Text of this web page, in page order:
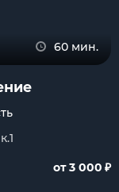
60 мин.
от 3 000 ₽